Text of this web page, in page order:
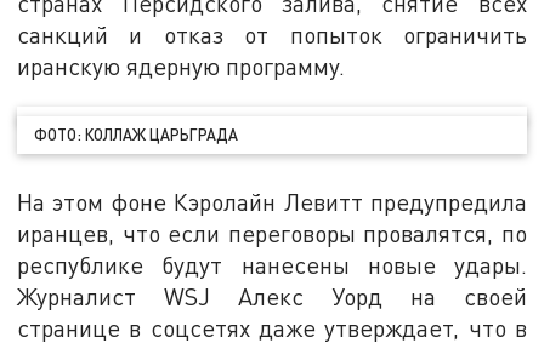
санкций и отказ от попыток ограничить
иранскую ядерную программу.
ФОТО: КОЛЛАЖ ЦАРЬГРАДА
На этом фоне Кэролайн Левитт предупредила
иранцев, что если переговоры провалятся, по
республике будут нанесены новые удары.
Журналист WSJ Алекс Уорд на своей
странице в соцсетях даже утверждает, что в